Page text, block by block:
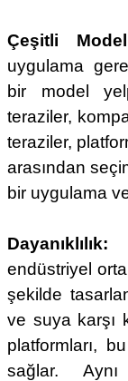
Çeşitli
uygulama
bir model
teraziler,
teraziler,
arasından
bir uygulama
endüstriyel
şekilde
ve suya karşı
platformları,
sağlar.